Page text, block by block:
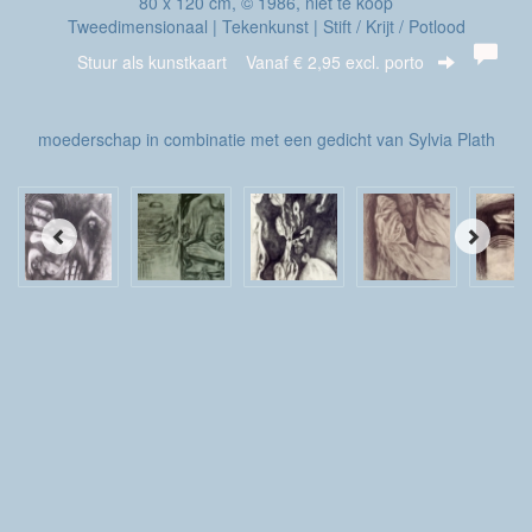
Tweedimensionaal | Tekenkunst | Stift / Krijt / Potlood
Stuur als kunstkaart Vanaf € 2,95 excl. porto
moederschap in combinatie met een gedicht van Sylvia Plath